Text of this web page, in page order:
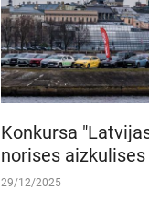
Konkursa
norises aizkulises
29/12/2025